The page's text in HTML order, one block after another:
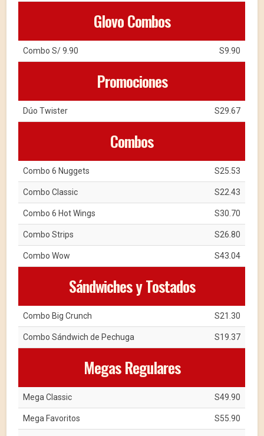
Glovo Combos
Combo S/ 9.90 S9.90
Promociones
Dúo Twister S29.67
Combos
Combo 6 Nuggets S25.53
Combo Classic S22.43
Combo 6 Hot Wings S30.70
Combo Strips S26.80
Combo Wow S43.04
Sándwiches y Tostados
Combo Big Crunch S21.30
Combo Sándwich de Pechuga S19.37
Megas Regulares
Mega Classic S49.90
Mega Favoritos S55.90